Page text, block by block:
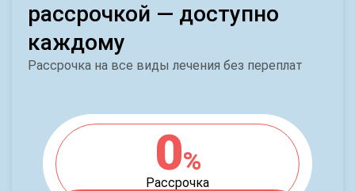
рассрочкой — доступно
каждому
Рассрочка на все виды лечения без переплат
0%
Рассрочка